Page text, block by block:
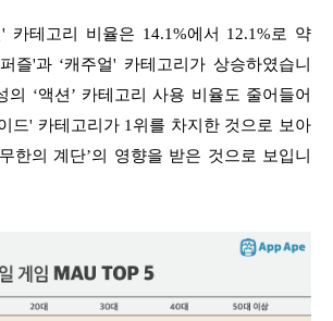
' 카테고리 비율은 14.1%에서 12.1%로 약
즐'과 ‘캐주얼' 카테고리가 상승하였습니
의 ‘액션’ 카테고리 사용 비율도 줄어들어
드' 카테고리가 1위를 차지한 것으로 보아
한의 계단’의 영향을 받은 것으로 보입니